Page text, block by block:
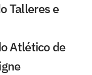
Talleres e
Atlético de